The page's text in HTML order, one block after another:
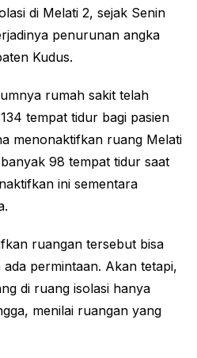
di Melati 2, sejak Senin
penurunan angka
Kudus.
rumah sakit telah
tempat tidur bagi pasien
menonaktifkan ruang Melati
98 tempat tidur saat
ini sementara
ruangan tersebut bisa
permintaan. Akan tetapi,
di ruang isolasi hanya
menilai ruangan yang